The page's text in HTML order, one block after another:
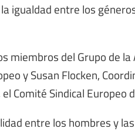
igualdad entre los
miembros del Grupo de
y Susan Flocken,
Comité Sindical Europeo
entre los hombres y